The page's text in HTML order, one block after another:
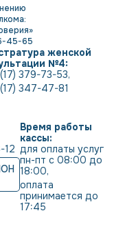
45-65
женской
№4:
379-73-53,
347-47-81
12
Время работы
кассы:
для оплаты услуг
пн-пт с 08:00 до
18:00,
оплата
принимается до
17:45